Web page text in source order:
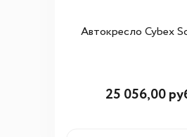
Автокресло Cybex
25 056,00